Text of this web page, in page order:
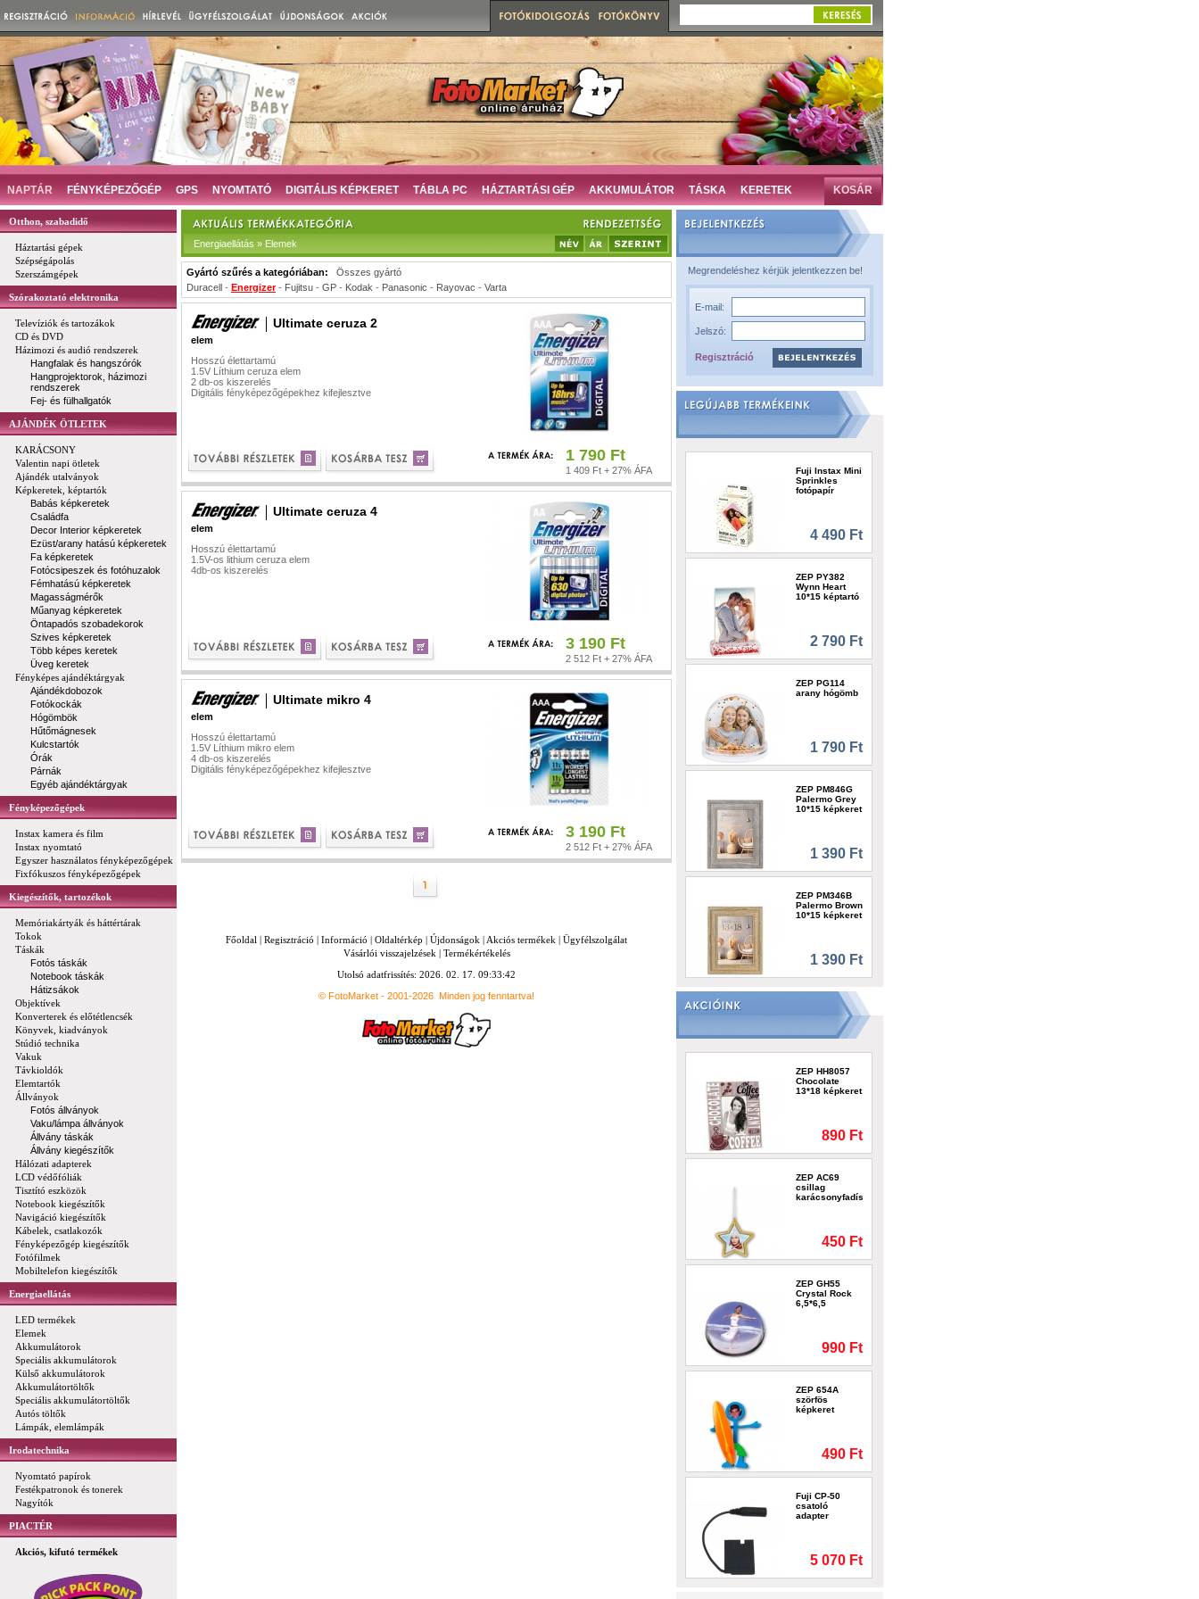
NAPTÁR FÉNYKÉPEZŐGÉP GPS NYOMTATÓ DIGITÁLIS KÉPKERET TÁBLA PC HÁZTARTÁSI GÉP AKKUMULÁTOR TÁSKA KERETEK KOSÁR
Otthon, szabadidő
Háztartási gépek
Szépségápolás
Szerszámgépek
Szórakoztató elektronika
Televíziók és tartozákok
CD és DVD
Házimozi és audió rendszerek
Hangfalak és hangszórók
Hangprojektorok, házimozi
rendszerek
Fej- és fülhallgatók
AJÁNDÉK ÖTLETEK
KARÁCSONY
Valentin napi ötletek
Ajándék utalványok
Képkeretek, képtartók
Babás képkeretek
Családfa
Decor Interior képkeretek
Ezüst/arany hatású képkeretek
Fa képkeretek
Fotócsipeszek és fotóhuzalok
Fémhatású képkeretek
Magasságmérők
Műanyag képkeretek
Öntapadós szobadekorok
Szives képkeretek
Több képes keretek
Üveg keretek
Fényképes ajándéktárgyak
Ajándékdobozok
Fotókockák
Hógömbök
Hűtőmágnesek
Kulcstartók
Órák
Párnák
Egyéb ajándéktárgyak
Fényképezőgépek
Instax kamera és film
Instax nyomtató
Egyszer használatos fényképezőgépek
Fixfókuszos fényképezőgépek
Kiegészítők, tartozékok
Memóriakártyák és háttértárak
Tokok
Táskák
Fotós táskák
Notebook táskák
Hátizsákok
Objektívek
Konverterek és előtétlencsék
Könyvek, kiadványok
Stúdió technika
Vakuk
Távkioldók
Elemtartók
Állványok
Fotós állványok
Vaku/lámpa állványok
Állvány táskák
Állvány kiegészítők
Hálózati adapterek
LCD védőfóliák
Tisztító eszközök
Notebook kiegészítők
Navigáció kiegészítők
Kábelek, csatlakozók
Fényképezőgép kiegészítők
Fotófilmek
Mobiltelefon kiegészítők
Energiaellátás
LED termékek
Elemek
Akkumulátorok
Speciális akkumulátorok
Külső akkumulátorok
Akkumulátortöltők
Speciális akkumulátortöltők
Autós töltők
Lámpák, elemlámpák
Irodatechnika
Nyomtató papírok
Festékpatronok és tonerek
Nagyítók
PIACTÉR
Akciós, kifutó termékek
Energiaellátás » Elemek
Gyártó szűrés a kategóriában: Összes gyártó
Duracell - Energizer- Fujitsu - GP - Kodak - Panasonic - Rayovac - Varta
Ultimate ceruza 2
elem
Hosszú élettartamú
1.5V Líthium ceruza elem
2 db-os kiszerelés
Digitális fényképezőgépekhez kifejlesztve
1 790 Ft
1 409 Ft + 27% ÁFA
Ultimate ceruza 4
elem
Hosszú élettartamú
1.5V-os lithium ceruza elem
4db-os kiszerelés
3 190 Ft
2 512 Ft + 27% ÁFA
Ultimate mikro 4
elem
Hosszú élettartamú
1.5V Líthium mikro elem
4 db-os kiszerelés
Digitális fényképezőgépekhez kifejlesztve
3 190 Ft
2 512 Ft + 27% ÁFA
Főoldal | Regisztráció | Információ | Oldaltérkép | Újdonságok | Akciós termékek | Ügyfélszolgálat
Vásárlói visszajelzések | Termékértékelés
Utolsó adatfrissítés: 2026. 02. 17. 09:33:42
© FotoMarket - 2001-2026 Minden jog fenntartva!
Megrendeléshez kérjük jelentkezzen be!
E-mail:
Jelszó:
Regisztráció
Fuji Instax Mini
Sprinkles
fotópapír
4 490 Ft
ZEP PY382
Wynn Heart
10*15 képtartó
2 790 Ft
ZEP PG114
arany hógömb
1 790 Ft
ZEP PM846G
Palermo Grey
10*15 képkeret
1 390 Ft
ZEP PM346B
Palermo Brown
10*15 képkeret
1 390 Ft
ZEP HH8057
Chocolate
13*18 képkeret
890 Ft
ZEP AC69
csillag
karácsonyfadísz
450 Ft
ZEP GH55
Crystal Rock
6,5*6,5
990 Ft
ZEP 654A
szörfös
képkeret
490 Ft
Fuji CP-50
csatoló
adapter
5 070 Ft